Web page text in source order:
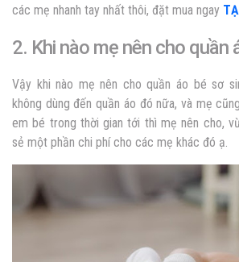
các mẹ nhanh tay nhất thôi, đặt mua ngay
2. Khi nào mẹ nên cho quần
Vậy khi nào mẹ nên cho quần áo bé sơ
không dùng đến quần áo đó nữa, và mẹ
em bé trong thời gian tới thì mẹ nên cho,
sẻ một phần chi phí cho các mẹ khác đó ạ.